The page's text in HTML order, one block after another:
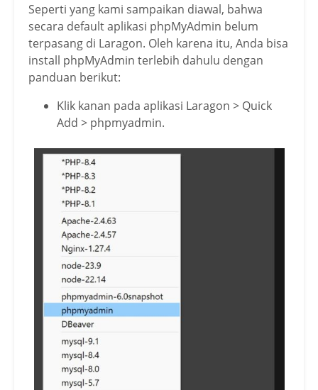
Seperti yang kami sampaikan diawal, bahwa
secara default aplikasi phpMyAdmin belum
terpasang di Laragon. Oleh karena itu, Anda bisa
install phpMyAdmin terlebih dahulu dengan
panduan berikut:
Klik kanan pada aplikasi Laragon > Quick
Add > phpmyadmin.